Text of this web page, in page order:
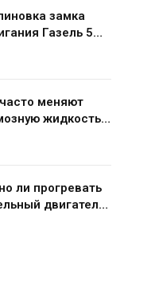
замка
Газель 5
меняют
жидкость в
ли прогревать
двигатель